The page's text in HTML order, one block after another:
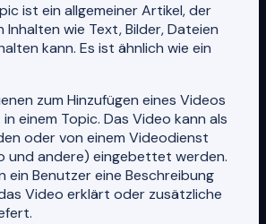
ist ein allgemeiner Artikel, der
Inhalten wie Text, Bilder, Dateien
kann. Es ist ähnlich wie ein
zum Hinzufügen eines Videos
einem Topic. Das Video kann als
oder von einem Videodienst
und andere) eingebettet werden.
ein Benutzer eine Beschreibung
Video erklärt oder zusätzliche